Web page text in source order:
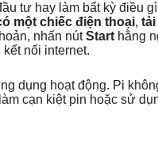
tư hay làm bất kỳ điều
một chiếc điện thoại, tải
nhấn nútStart hằng
nối internet.
dụng hoạt động. Pi
cạn kiệt pin hoặc sử